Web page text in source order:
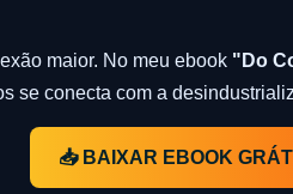
maior. No meu ebook "Do
se conecta com a
📥 BAIXAR EBOOK